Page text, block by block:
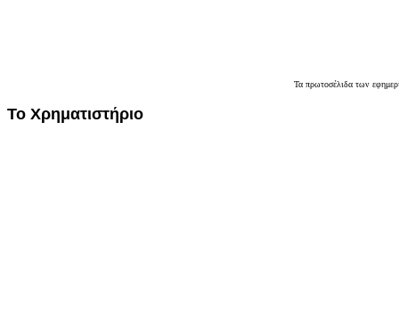
Τα πρωτοσέλιδατων
Το Χρηματιστήριο